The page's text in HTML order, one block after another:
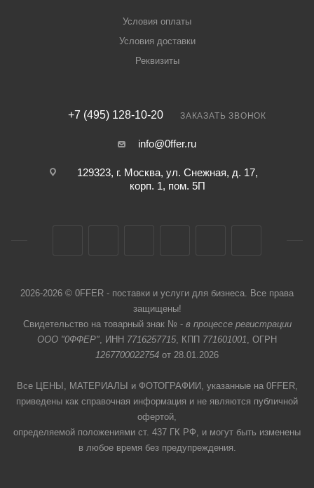
Условия оплаты
Условия доставки
Реквизиты
+7 (495) 128-10-20 ЗАКАЗАТЬ ЗВОНОК
info@0ffer.ru
129323, г. Москва, ул. Снежная, д. 17,
корп. 1, пом. 5П
2026-2026 © 0FFER - поставки и услуги для бизнеса. Все права
защищены!
Свидетельство на товарный знак № - в процессе регистрации
ООО "0ФФЕР", ИНН 7716257715, КПП 771601001, ОГРН
1267700022754 от 28.01.2026
Все ЦЕНЫ, МАТЕРИАЛЫ и ФОТОГРАФИИ, указанные на 0FFER,
приведены как справочная информация и не являются публичной
офертой,
определяемой положениями ст. 437 ГК РФ, и могут быть изменены
в любое время без предупреждения.